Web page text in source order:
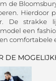
de
Hierdoor
De strakke
een
comfortabele
DE